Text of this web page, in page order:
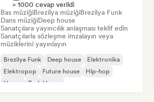
> 1000 cevap verildi
Bas müziğiBrezilya müziğiBrezilya Funk
Dans müziğiDeep house
Sanatçılara yayıncılık anlaşması teklif edin
Sanatçılarla sözleşme imzalayın veya
müziklerini yayınlayın
Brezilya Funk Deep house
Elektronika
Elektropop
Future house
Hip-hop
House
Tech House